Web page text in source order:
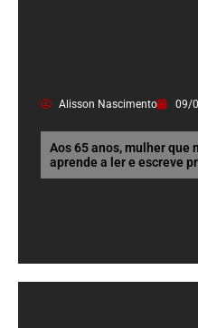
Alisson Nascimento 09/
Aos 65 anos, mulher que
aprende a ler e escreve